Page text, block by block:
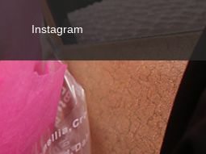
Instagram